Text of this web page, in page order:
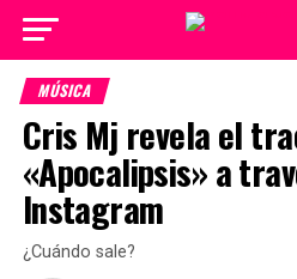
MÚSICA
Cris Mj revela el
«Apocalipsis» a
Instagram
¿Cuándo sale?